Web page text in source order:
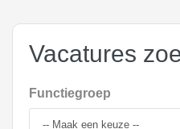
Vacatures
Functiegroep